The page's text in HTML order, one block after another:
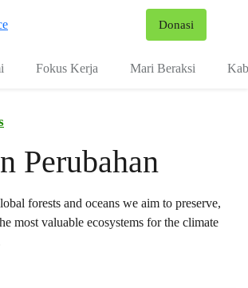
Donasi
Fokus Kerja Mari Beraksi
Perubahan
forests and oceans we aim to preserve,
most valuable ecosystems for the climate